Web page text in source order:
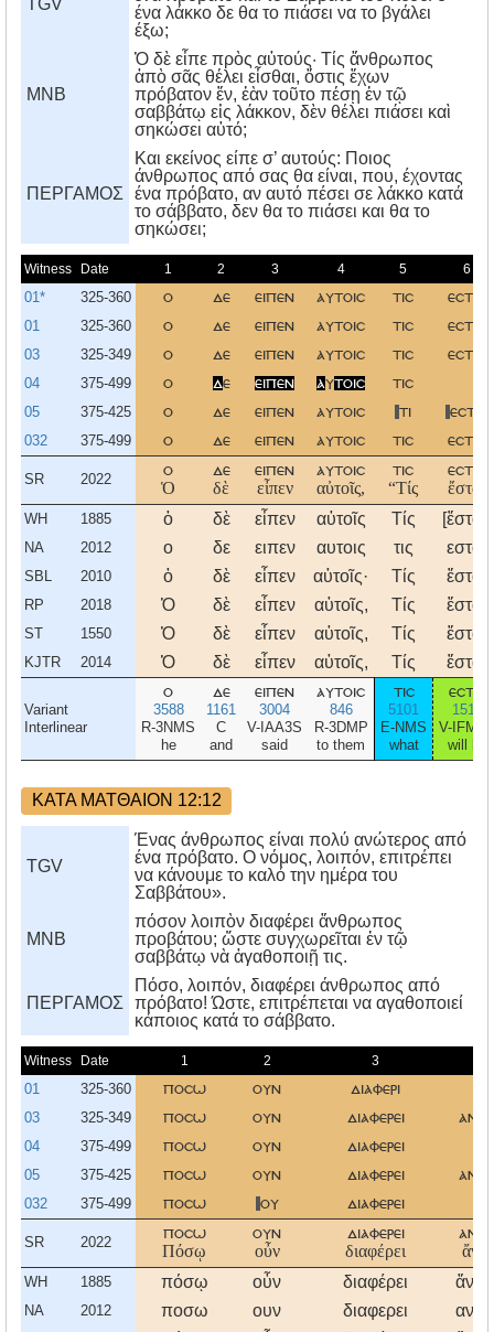
TGV
ένα λάκκο δε θα το πιάσει να το βγάλει
έξω;
MNB
Ὁ δὲ εἶπε πρὸς αὐτούς· Τίς ἄνθρωπος
ἀπὸ σᾶς θέλει εἶσθαι, ὅστις ἔχων
πρόβατον ἕν, ἐὰν τοῦτο πέσῃ ἐν τῷ
σαββάτῳ εἰς λάκκον, δὲν θέλει πιάσει καὶ
σηκώσει αὐτό;
ΠΕΡΓΑΜΟΣ
Kαι εκείνος είπε σ’ αυτούς: Ποιος
άνθρωπος από σας θα είναι, που, έχοντας
ένα πρόβατο, αν αυτό πέσει σε λάκκο κατά
το σάββατο, δεν θα το πιάσει και θα το
σηκώσει;
Witness Date 1 2 3 4 5 6
01* 325-360 ο δε ειπεν αυτοισ τισ εσται
01 325-360 ο δε ειπεν αυτοισ τισ εσται
03 325-349 ο δε ειπεν αυτοισ τισ εσται
04 375-499 ο δε ειπεν αυτοισ τισ
05 375-425 ο δε ειπεν αυτοισ τι εστιν
032 375-499 ο δε ειπεν αυτοισ τισ εσται
SR 2022
ο
Ὁ
δε
δὲ
ειπεν
εἶπεν
αυτοισ
αὐτοῖς,
τισ
“Τίς
εσται
ἔσται
WH 1885 ὁ δὲ εἶπεν αὐτοῖς Τίς [ἔσται]
NA 2012 ο δε ειπεν αυτοις τις εσται
SBL 2010 ὁ δὲ εἶπεν αὐτοῖς· Τίς ἔσται
RP 2018 Ὁ δὲ εἶπεν αὐτοῖς, Τίς ἔσται
ST 1550 Ὁ δὲ εἶπεν αὐτοῖς, Τίς ἔσται
KJTR 2014 Ὁ δὲ εἶπεν αὐτοῖς, Τίς ἔσται
Variant
Interlinear
ο
3588
R-3NMS
he
δε
1161
C
and
ειπεν
3004
V-IAA3S
said
αυτοισ
846
R-3DMP
to them
τισ
5101
E-NMS
what
εσται
1510
V-IFM3S
will be
ΚΑΤΑ ΜΑΤΘΑΙΟΝ 12:12
TGV
Ένας άνθρωπος είναι πολύ ανώτερος από
ένα πρόβατο. Ο νόμος, λοιπόν, επιτρέπει
να κάνουμε το καλό την ημέρα του
Σαββάτου».
MNB
πόσον λοιπὸν διαφέρει ἄνθρωπος
προβάτου; ὥστε συγχωρεῖται ἐν τῷ
σαββάτῳ νὰ ἀγαθοποιῇ τις.
ΠΕΡΓΑΜΟΣ
Πόσο, λοιπόν, διαφέρει άνθρωπος από
πρόβατο! Ώστε, επιτρέπεται να αγαθοποιεί
κάποιος κατά το σάββατο.
Witness Date 1 2 3
01 325-360 ποσω ουν διαφερι
03 325-349 ποσω ουν διαφερει
04 375-499 ποσω ουν διαφερει
05 375-425 ποσω ουν διαφερει
032 375-499 ποσω ου διαφερει
SR 2022
ποσω
Πόσῳ
ουν
οὖν
διαφερει
διαφέρει
WH 1885 πόσῳ οὖν διαφέρει
NA 2012 ποσω ουν διαφερει